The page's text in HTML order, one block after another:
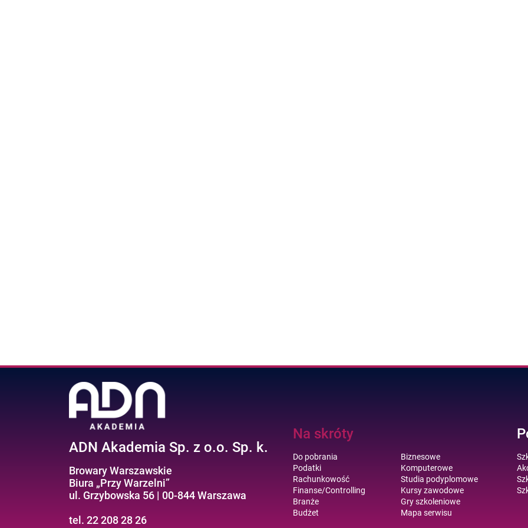
ADN Akademia Sp. z o.o. Sp. k.
Browary Warszawskie
Biura „Przy Warzelni”
ul. Grzybowska 56 | 00-844 Warszawa
tel. 22 208 28 26
Na skróty
Do pobrania
Podatki
Rachunkowość
Finanse/Controlling
Branże
Budżet
Biznesowe
Komputerowe
Studia podyplomowe
Kursy zawodowe
Gry szkoleniowe
Mapa serwisu